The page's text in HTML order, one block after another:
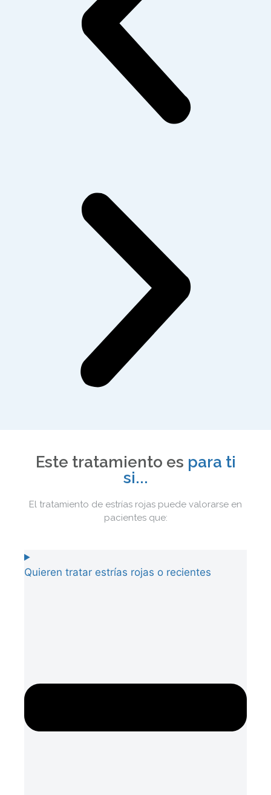
Este tratamiento es para ti
si...
El tratamiento de estrías rojas puede valorarse en
pacientes que:
Quieren tratar estrías rojas o recientes